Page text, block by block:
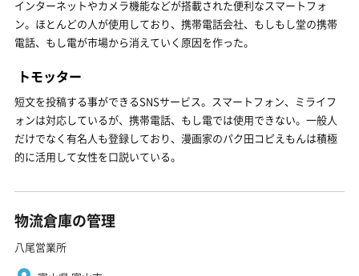
インターネットやカメラ機能などが搭載された便利なスマートフォ
ン。ほとんどの人が使用しており、携帯電話会社、もしもし堂の携帯
電話、もし電が市場から消えていく原因を作った。
トモッター
短文を投稿する事ができるSNSサービス。スマートフォン、ミライフ
ォンは対応しているが、携帯電話、もし電では使用できない。一般人
だけでなく有名人も登録しており、漫画家のパク田コピえもんは積極
的に活用して女性を口説いている。
物流倉庫の管理
八尾営業所